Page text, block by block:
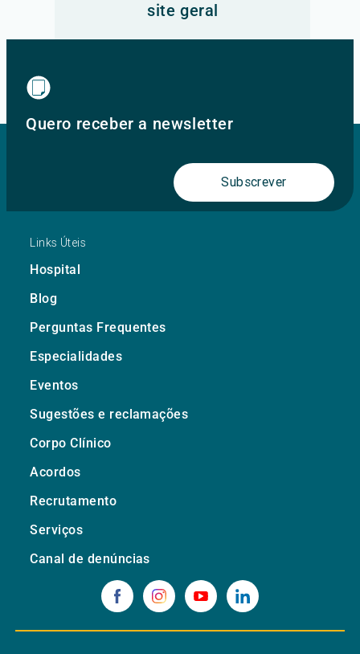
site geral
Quero receber a newsletter
Subscrever
Links Úteis
Hospital
Blog
Perguntas Frequentes
Especialidades
Eventos
Sugestões e reclamações
Corpo Clínico
Acordos
Recrutamento
Serviços
Canal de denúncias